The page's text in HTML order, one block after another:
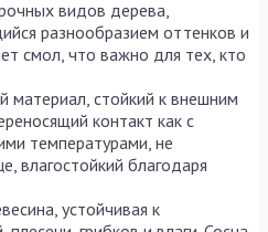
видов дерева,
разнообразием оттенков и
смол, что важно для тех, кто
материал, стойкий к внешним
контакт как с
температурами, не
влагостойкий благодаря
устойчивая к